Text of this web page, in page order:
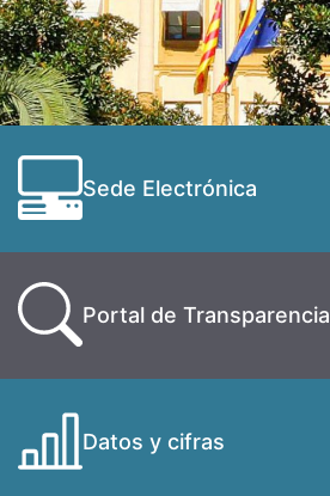
Sede Electrónica
Portal de Transparencia
Datos y cifras